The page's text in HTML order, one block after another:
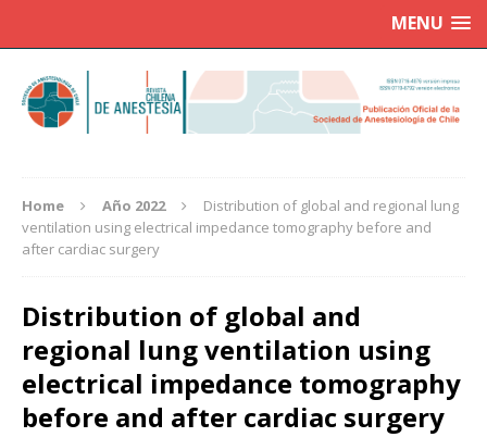
MENU
Home Año 2022
Distribution of global and regional lung
ventilation using electrical impedance tomography before and
after cardiac surgery
Distribution of global and
regional lung ventilation using
electrical impedance tomography
before and after cardiac surgery